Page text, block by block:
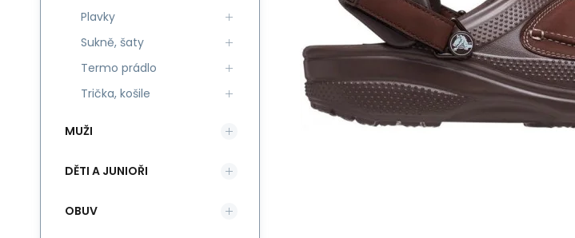
Plavky
Sukně, šaty
Termo prádlo
Trička, košile
MUŽI
DĚTI A JUNIOŘI
OBUV